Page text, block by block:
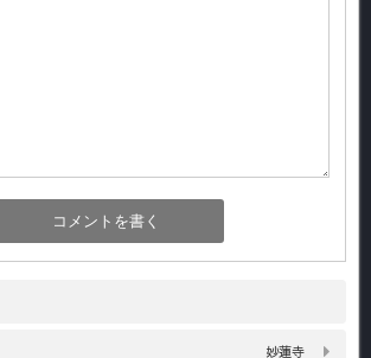
妙蓮寺